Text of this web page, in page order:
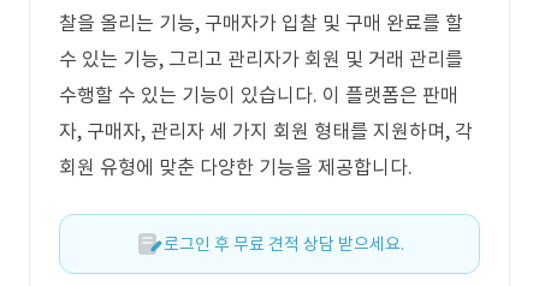
찰을 올리는 기능, 구매자가 입찰 및 구매 완료를 할
수 있는 기능, 그리고 관리자가 회원 및 거래 관리를
수행할 수 있는 기능이 있습니다. 이 플랫폼은 판매
자, 구매자, 관리자 세 가지 회원 형태를 지원하며, 각
회원 유형에 맞춘 다양한 기능을 제공합니다.
로그인 후 무료 견적 상담 받으세요.